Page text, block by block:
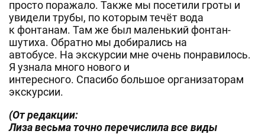
просто поражало. Также мы посетили гроты и
увидели трубы, по которым течёт вода
к фонтанам. Там же был маленький фонтан-
шутиха. Обратно мы добирались на
автобусе. На экскурсии мне очень понравилось.
Я узнала много нового и
интересного. Спасибо большое организаторам
экскурсии.
(От редакции:
Лиза весьма точно перечислила все виды